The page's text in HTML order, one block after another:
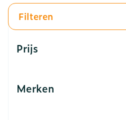
Filteren
Prijs
Merken